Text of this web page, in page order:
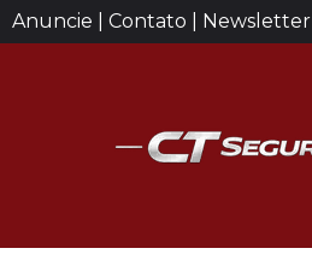
Anuncie | Contato | Newsletter